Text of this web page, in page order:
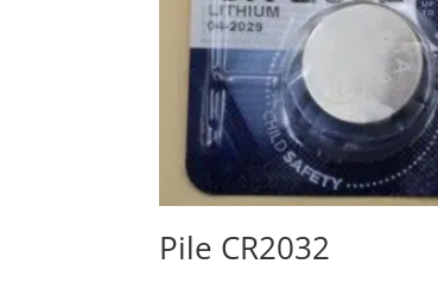
Pile CR2032